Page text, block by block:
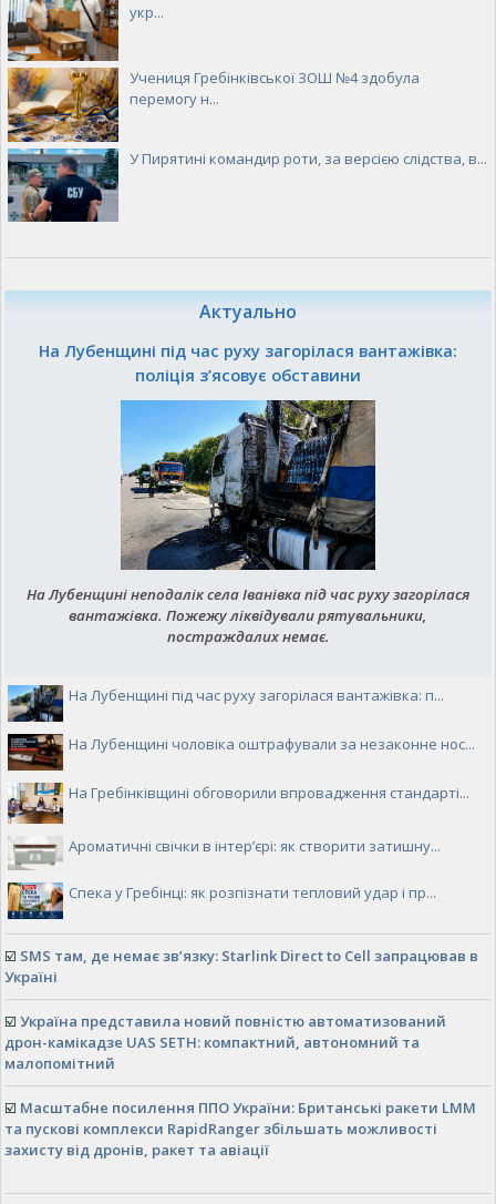
укр...
Учениця Гребінківської ЗОШ №4 здобула
перемогу н...
У Пирятині командир роти, за версією слідства, в...
Актуально
На Лубенщині під час руху загорілася вантажівка:
поліція з’ясовує обставини
На Лубенщині неподалік села Іванівка під час руху загорілася
вантажівка. Пожежу ліквідували рятувальники,
постраждалих немає.
На Лубенщині під час руху загорілася вантажівка: п...
На Лубенщині чоловіка оштрафували за незаконне нос...
На Гребінківщині обговорили впровадження стандарті...
Ароматичні свічки в інтер’єрі: як створити затишну...
Спека у Гребінці: як розпізнати тепловий удар і пр...
☑️ SMS там, де немає зв’язку: Starlink Direct to Cell запрацював в
Україні
☑️ Україна представила новий повністю автоматизований
дрон-камікадзе UAS SETH: компактний, автономний та
малопомітний
☑️ Масштабне посилення ППО України: Британські ракети LMM
та пускові комплекси RapidRanger збільшать можливості
захисту від дронів, ракет та авіації